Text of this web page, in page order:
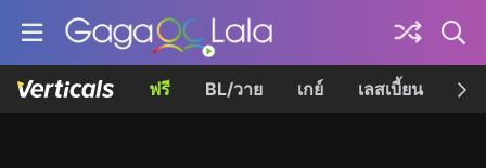
ฟรี BL/วาย เกย์ เลสเบี้ยน เค